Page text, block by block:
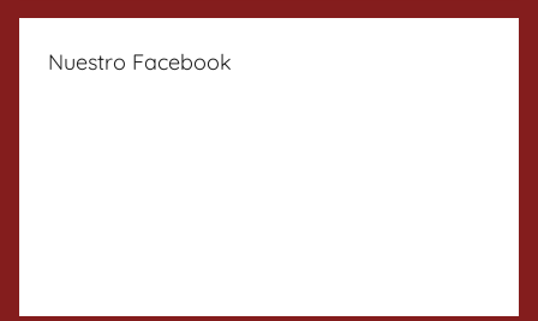
Nuestro Facebook